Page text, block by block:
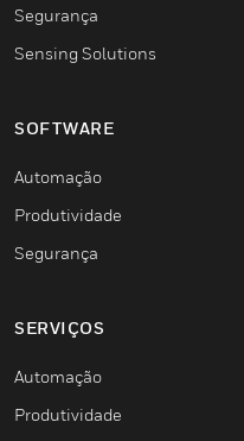
Segurança
Sensing Solutions
SOFTWARE
Automação
Produtividade
Segurança
SERVIÇOS
Automação
Produtividade